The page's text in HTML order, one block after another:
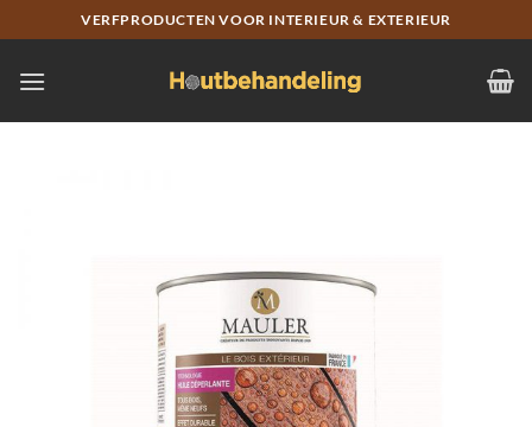
to
content
VERFPRODUCTEN VOOR INTERIEUR & EXTERIEUR